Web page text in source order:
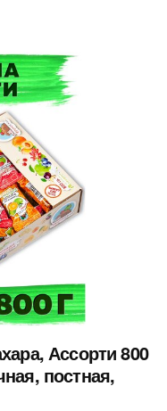
Ассорти 800
постная,